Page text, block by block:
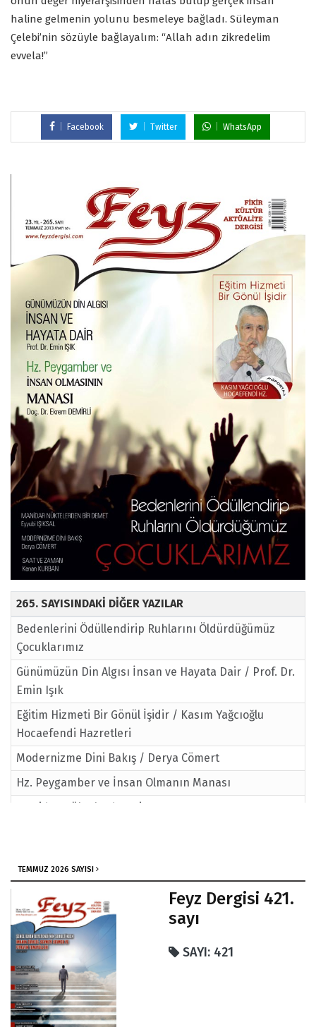
haline gelmenin yolunu besmeleye bağladı. Süleyman
Çelebi’nin sözüyle bağlayalım: “Allah adın zikredelim
evvela!”
Facebook Twitter WhatsApp
265. SAYISINDAKİ DİĞER YAZILAR
Bedenlerini Ödüllendirip Ruhlarını Öldürdüğümüz
Çocuklarımız
Günümüzün Din Algısı İnsan ve Hayata Dair / Prof. Dr.
Emin Işık
Eğitim Hizmeti Bir Gönül İşidir / Kasım Yağcıoğlu
Hocaefendi Hazretleri
Modernizme Dini Bakış / Derya Cömert
Hz. Peygamber ve İnsan Olmanın Manası
Manidar Nüktelerden Bir Demet
TEMMUZ 2026 SAYISI
Feyz Dergisi 421.
sayı
SAYI: 421